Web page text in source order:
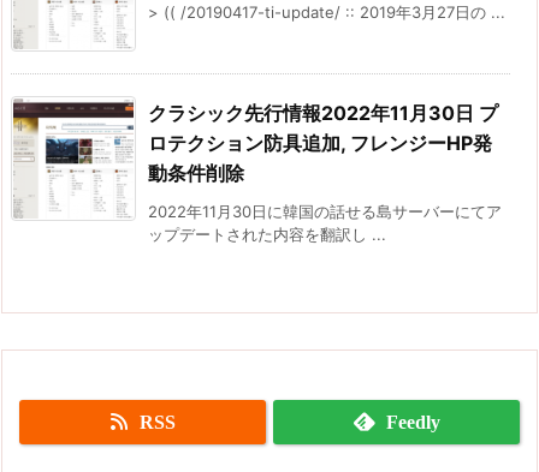
> (( /20190417-ti-update/ :: 2019年3月27日の ...
クラシック先行情報2022年11月30日 プ
ロテクション防具追加, フレンジーHP発
動条件削除
2022年11月30日に韓国の話せる島サーバーにてア
ップデートされた内容を翻訳し ...
RSS Feedly